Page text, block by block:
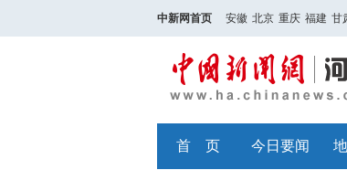
中新网首页 安徽 北京 重庆 福建 甘
首 页 今日要闻